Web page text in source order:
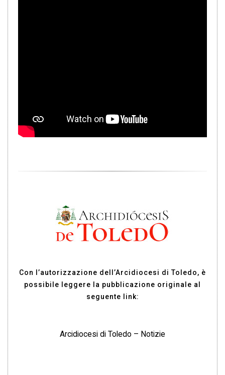
Con l’autorizzazione dell’Arcidiocesi di Toledo, è
possibile leggere la pubblicazione originale al
seguente link:
Arcidiocesi di Toledo – Notizie